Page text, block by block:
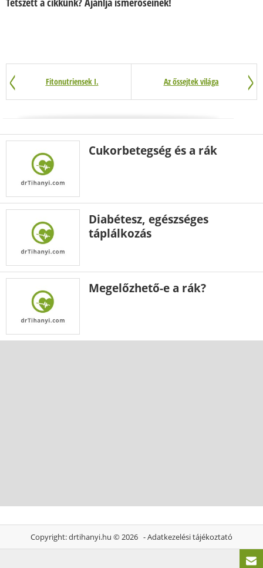
Fitonutriensek I. Az őssejtek világa
Cukorbetegség és a rák
Diabétesz, egészséges
táplálkozás
Megelőzhető-e a rák?
Copyright:drtihanyi.hu © 2026 -Adatkezelési tájékoztató